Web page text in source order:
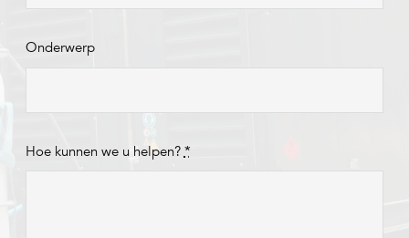
Onderwerp
Hoe kunnen we u helpen? *